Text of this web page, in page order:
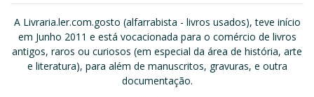
A Livraria.ler.com.gosto (alfarrabista - livros usados), teve início
em Junho 2011 e está vocacionada para o comércio de livros
antigos, raros ou curiosos (em especial da área de história, arte
e literatura), para além de manuscritos, gravuras, e outra
documentação.